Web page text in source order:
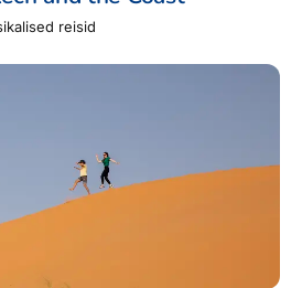
reisid